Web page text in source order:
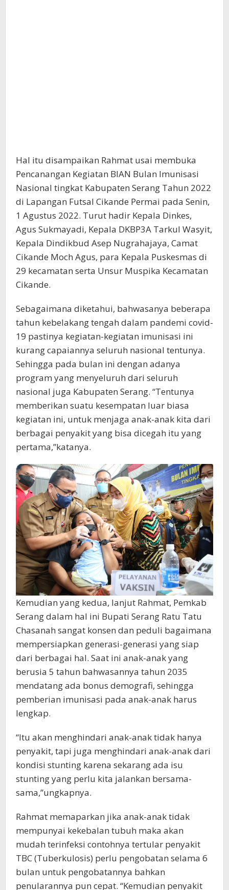
Hal itu disampaikan Rahmat usai membuka
Pencanangan Kegiatan BIAN Bulan Imunisasi
Nasional tingkat Kabupaten Serang Tahun 2022
di Lapangan Futsal Cikande Permai pada Senin,
1 Agustus 2022. Turut hadir Kepala Dinkes,
Agus Sukmayadi, Kepala DKBP3A Tarkul Wasyit,
Kepala Dindikbud Asep Nugrahajaya, Camat
Cikande Moch Agus, para Kepala Puskesmas di
29 kecamatan serta Unsur Muspika Kecamatan
Cikande.
Sebagaimana diketahui, bahwasanya beberapa
tahun kebelakang tengah dalam pandemi covid-
19 pastinya kegiatan-kegiatan imunisasi ini
kurang capaiannya seluruh nasional tentunya.
Sehingga pada bulan ini dengan adanya
program yang menyeluruh dari seluruh
nasional juga Kabupaten Serang. “Tentunya
memberikan suatu kesempatan luar biasa
kegiatan ini, untuk menjaga anak-anak kita dari
berbagai penyakit yang bisa dicegah itu yang
pertama,”katanya.
Kemudian yang kedua, lanjut Rahmat, Pemkab
Serang dalam hal ini Bupati Serang Ratu Tatu
Chasanah sangat konsen dan peduli bagaimana
mempersiapkan generasi-generasi yang siap
dari berbagai hal. Saat ini anak-anak yang
berusia 5 tahun bahwasannya tahun 2035
mendatang ada bonus demografi, sehingga
pemberian imunisasi pada anak-anak harus
lengkap.
“Itu akan menghindari anak-anak tidak hanya
penyakit, tapi juga menghindari anak-anak dari
kondisi stunting karena sekarang ada isu
stunting yang perlu kita jalankan bersama-
sama,”ungkapnya.
Rahmat memaparkan jika anak-anak tidak
mempunyai kekebalan tubuh maka akan
mudah terinfeksi contohnya tertular penyakit
TBC (Tuberkulosis) perlu pengobatan selama 6
bulan untuk pengobatannya bahkan
penularannya pun cepat. “Kemudian penyakit